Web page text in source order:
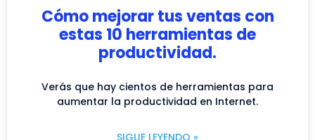
Cómo mejorar tus ventas con
estas 10 herramientas de
productividad.
Verás que hay cientos de herramientas para
aumentar la productividad en Internet.
SIGUE LEYENDO »